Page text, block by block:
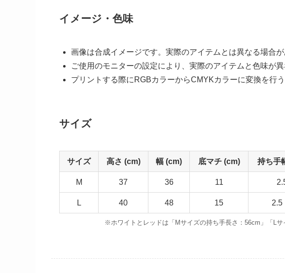
イメージ・色味
画像は合成イメージです。実際のアイテムとは異なる場合が
ご使用のモニターの設定により、実際のアイテムと色味が異
プリントする際にRGBカラーからCMYKカラーに変換を行
サイズ
サイズ 高さ (cm) 幅 (cm) 底マチ (cm) 持ち手
M 37 36 11
L 40 48 15
※ホワイトとレッドは「Mサイズの持ち手長さ：56cm」「L